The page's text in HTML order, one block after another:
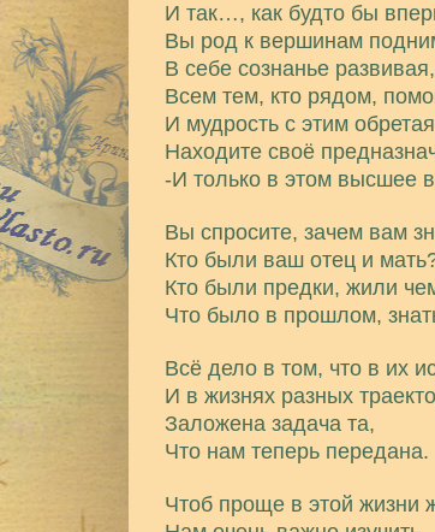
И так…, как будто бы
Вы род к вершинам
В себе сознанье развивая,
Всем тем, кто рядом,
И мудрость с этим
Находите своё
-И только в этом высшее
Вы спросите, зачем вам
Кто были ваш отец и
Кто были предки, жили
Что было в прошлом,
Всё дело в том, что в их
И в жизнях разных
Заложена задача та,
Что нам теперь передана.
Чтоб проще в этой жизни